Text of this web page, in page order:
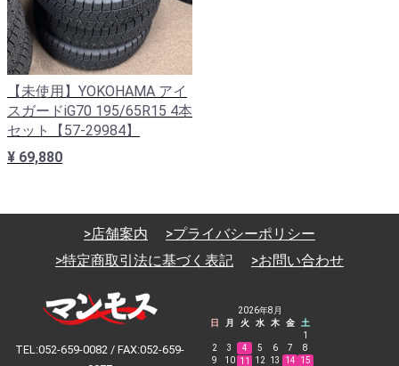
【未使用】YOKOHAMA アイ
スガードiG70 195/65R15 4本
セット【57-29984】
¥ 69,880
>店舗案内
>プライバシーポリシー
>特定商取引法に基づく表記
>お問い合わせ
TEL:052-659-0082 / FAX:052-659-
2026年8月
日
月 火 水 木 金
土
1
2
3 4 5 6 7
8
9
10 11 12 13 14 15